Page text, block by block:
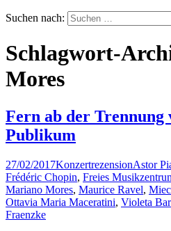
Suchen nach:
Schlagwort-
Mores
Fern ab der Trennung
Publikum
27/02/2017KonzertrezensionAstor
Frédéric Chopin, Freies
Mariano Mores, Maurice Ravel,
Ottavia Maria Maceratini, Violeta
Fraenzke